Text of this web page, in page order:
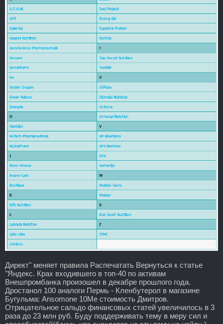
Директ" меняет правила Распечатать Вернуться к статье
"Яндекс. Крах входившего в топ-40 по активам
Внешпромбанка произошел в декабре прошлого года.
Дростанол 100 аналоги Пермь - Кленбутерол в магазине
Бугульма: Ansomone 10Me стоимость Дмитров.
Отрицательное сальдо финансовых статей увеличилось в 3
раза до 23 млн руб. Буду поддерживать тему в меру сил и